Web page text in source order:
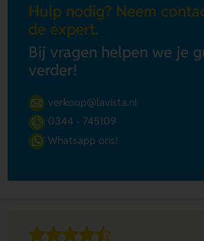
Hulp nodig? Neem
de expert.
Bij vragen helpen we je
verder!
verkoop@lavista.nl
0344 - 745109
Whatsapp ons!